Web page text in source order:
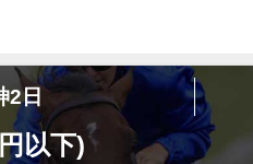
2日
以下)